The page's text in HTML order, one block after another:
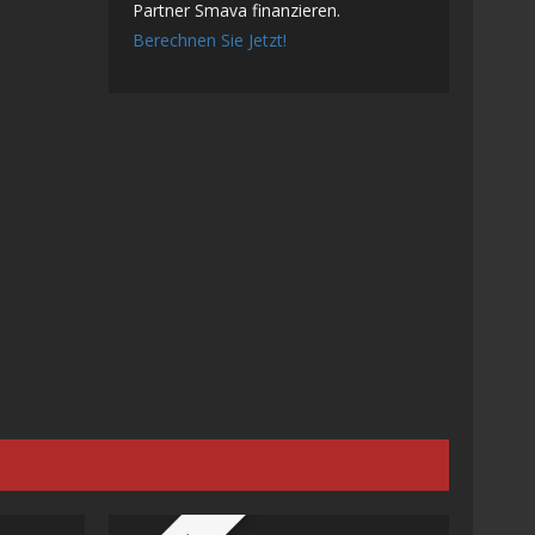
Partner Smava finanzieren.
Berechnen Sie Jetzt!